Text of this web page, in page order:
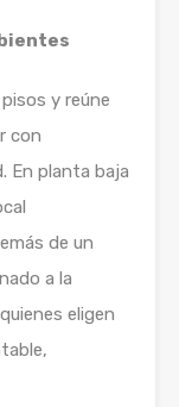
y reúne
con
En planta baja
de un
a la
eligen